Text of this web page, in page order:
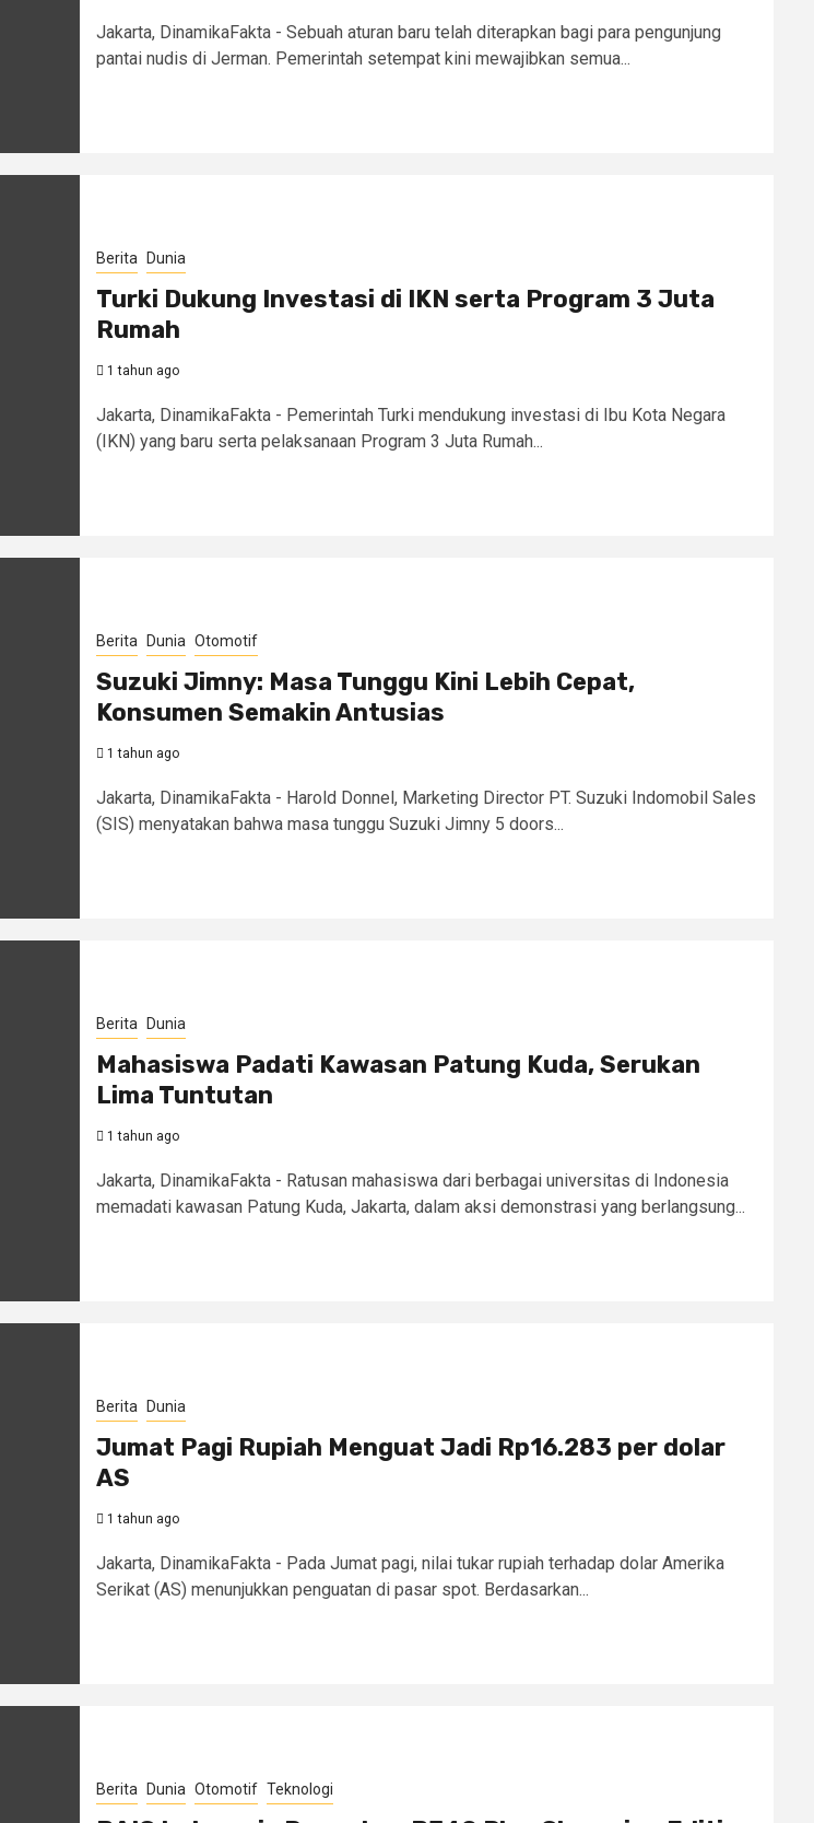
Jakarta, DinamikaFakta - Sebuah aturan baru telah diterapkan bagi para pengunjung
pantai nudis di Jerman. Pemerintah setempat kini mewajibkan semua...
Berita Dunia
Turki Dukung Investasi di IKN serta Program 3 Juta
Rumah
1 tahun ago
Jakarta, DinamikaFakta - Pemerintah Turki mendukung investasi di Ibu Kota Negara
(IKN) yang baru serta pelaksanaan Program 3 Juta Rumah...
Berita Dunia Otomotif
Suzuki Jimny: Masa Tunggu Kini Lebih Cepat,
Konsumen Semakin Antusias
1 tahun ago
Jakarta, DinamikaFakta - Harold Donnel, Marketing Director PT. Suzuki Indomobil Sales
(SIS) menyatakan bahwa masa tunggu Suzuki Jimny 5 doors...
Berita Dunia
Mahasiswa Padati Kawasan Patung Kuda, Serukan
Lima Tuntutan
1 tahun ago
Jakarta, DinamikaFakta - Ratusan mahasiswa dari berbagai universitas di Indonesia
memadati kawasan Patung Kuda, Jakarta, dalam aksi demonstrasi yang berlangsung...
Berita Dunia
Jumat Pagi Rupiah Menguat Jadi Rp16.283 per dolar
AS
1 tahun ago
Jakarta, DinamikaFakta - Pada Jumat pagi, nilai tukar rupiah terhadap dolar Amerika
Serikat (AS) menunjukkan penguatan di pasar spot. Berdasarkan...
Berita Dunia Otomotif Teknologi